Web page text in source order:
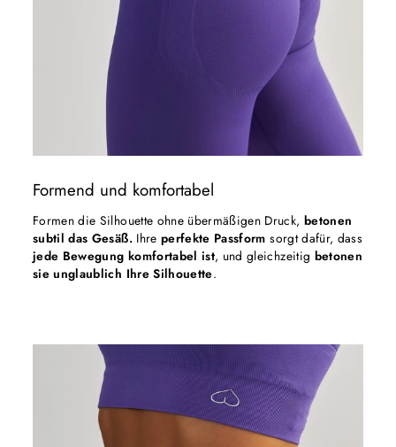
Formend und komfortabel
Formen die Silhouette ohne übermäßigen Druck, betonen
subtil das Gesäß. Ihre perfekte Passform sorgt dafür, dass
jede Bewegung komfortabel ist, und gleichzeitig betonen
sie unglaublich Ihre Silhouette.